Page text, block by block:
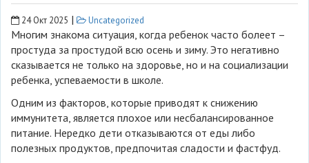
24 Окт 2025 | Uncategorized
Многим знакома ситуация, когда ребенок часто болеет –
простуда за простудой всю осень и зиму. Это негативно
сказывается не только на здоровье, но и на социализации
ребенка, успеваемости в школе.
Одним из факторов, которые приводят к снижению
иммунитета, является плохое или несбалансированное
питание. Нередко дети отказываются от еды либо
полезных продуктов, предпочитая сладости и фастфуд.